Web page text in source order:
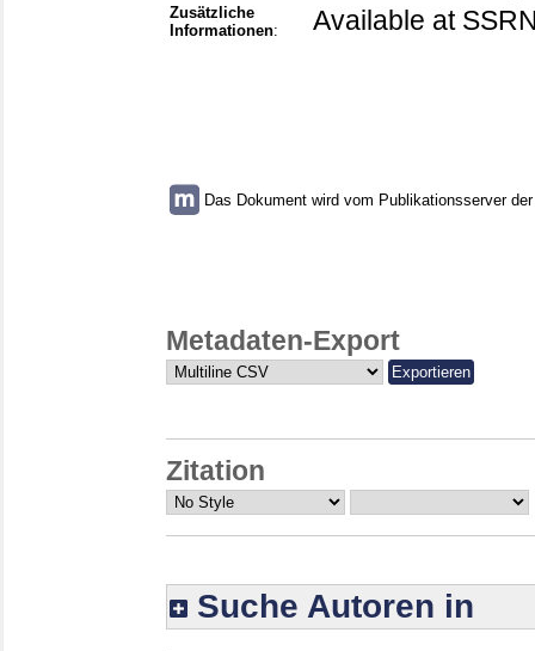
Zusätzliche
Informationen: Available at
Das Dokument wird vom Publikationsserver
Metadaten-Export
Zitation
Suche Autoren in